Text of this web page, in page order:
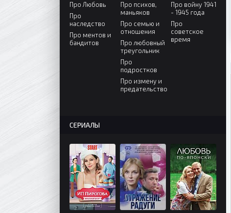
Про Любовь
Про
наследство
Про ментов и
бандитов
Про психов,
маньяков
Про семью и
отношения
Про любовный
треугольник
Про
подростков
Про измену и
предательство
Про войну 1941
- 1945 года
Про
советское
время
СЕРИАЛЫ